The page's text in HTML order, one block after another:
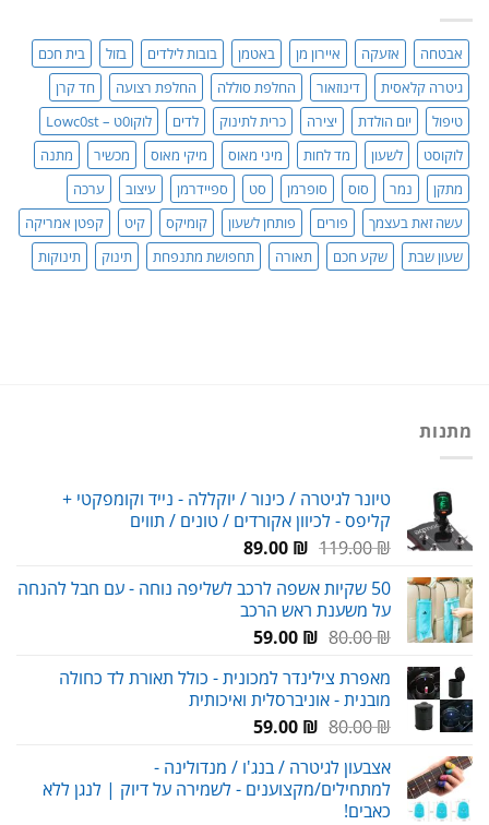
אבטחה אזעקה איירון מן באטמן בובות לילדים בזול
בית חכם
גיטרה קלאסית
דינוזאור החלפת סוללה החלפת רצועה
חד קרן
טיפול
יום הולדת יצירה כרית לתינוק לדים
לוקו0ט – Lowc0st
לוקוסט
לשעון מד לחות מיני מאוס מיקי מאוס מכשיר
מתנה
מתקן
נמר סוס סופרמן סט ספיידרמן עיצוב
ערכה
עשה זאת בעצמך
פורים פותחן לשעון קומיקס קיט
קפטן אמריקה
שעון שבת
שקע חכם תאורה תחפושת מתנפחת תינוק תינוקות
מתנות
טיונר לגיטרה / כינור / יוקללה - נייד וקומפקטי +
קליפס - לכיוון אקורדים / טונים / תווים
119.00₪
המחיר
היה:
119.00 ₪.
89.00 ₪
המחיר
הוא:
89.00 ₪.
50 שקיות אשפה לרכב לשליפה נוחה - עם חבל להנחה
על משענת ראש הרכב
80.00₪
המחיר
היה:
80.00 ₪.
59.00 ₪
המחיר
הוא:
59.00 ₪.
מאפרת צילינדר למכונית - כולל תאורת לד כחולה
מובנית - אוניברסלית ואיכותית
80.00₪
המחיר
היה:
80.00 ₪.
59.00 ₪
המחיר
הוא:
59.00 ₪.
אצבעון לגיטרה / בנג'ו / מנדולינה -
למתחילים/מקצוענים - לשמירה על דיוק | לנגן ללא
כאבים!